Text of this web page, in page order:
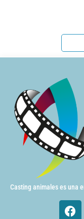
Casting animales es una